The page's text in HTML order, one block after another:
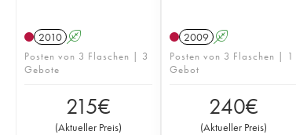
2010 A
Posten von 3 Flaschen | 3
Gebote
215€
(Aktueller Preis)
2009 A
Posten von 3 Flaschen | 1
Gebot
240€
(Aktueller Preis)